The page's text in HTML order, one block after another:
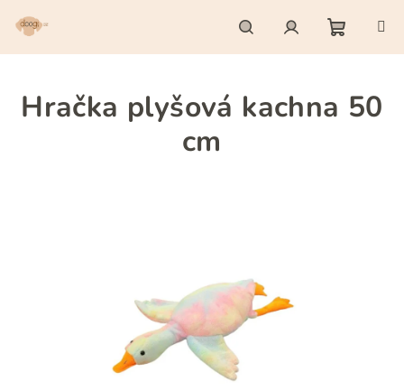
HledatPřihlášení
košík
Hračka plyšová kachna 50
cm